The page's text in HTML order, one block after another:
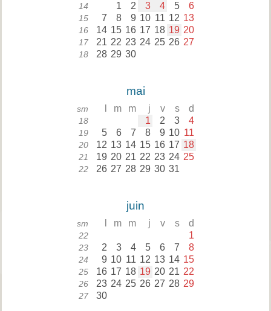
14 1 2 3 4 5 6
15 7 8 9 10 11 12 13
16 14 15 16 17 18 19 20
17 21 22 23 24 25 26 27
18 28 29 30
mai
sm m m j v s d
18 1 2 3 4
19 5 6 7 8 9 10 11
20 12 13 14 15 16 17 18
21 19 20 21 22 23 24 25
22 26 27 28 29 30 31
juin
sm m m j v s d
22 1
23 2 3 4 5 6 7 8
24 9 10 11 12 13 14 15
25 16 17 18 19 20 21 22
26 23 24 25 26 27 28 29
27 30